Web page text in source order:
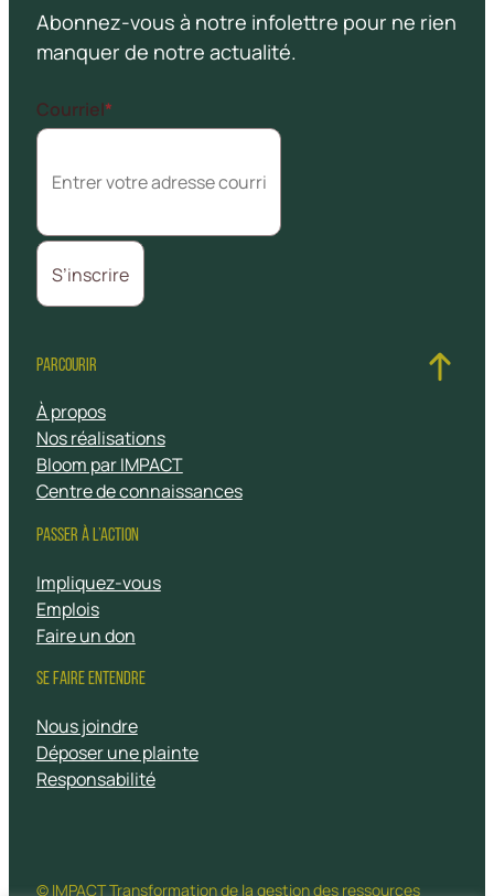
Abonnez-vous à notre infolettre pour ne rien
manquer de notre actualité.
Courriel*
PARCOURIR
À propos
Nos réalisations
Bloom par IMPACT
Centre de connaissances
PASSER À L’ACTION
Impliquez-vous
Emplois
Faire un don
SE FAIRE ENTENDRE
Nous joindre
Déposer une plainte
Responsabilité
© IMPACT Transformation de la gestion des ressources